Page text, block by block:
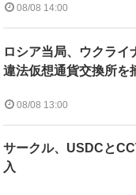
08/08 14:00
ロシア当局、ウクライ
違法仮想通貨交換所
08/08 13:00
サークル、USDCと
入